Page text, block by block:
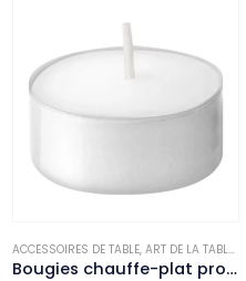
NON-PALETTISABLE
ACCESSOIRES DE TABLE, ART DE LA TABLE ,
Bougies chauffe-plat professionnelles Bolsius 4 heures (lot de 200)